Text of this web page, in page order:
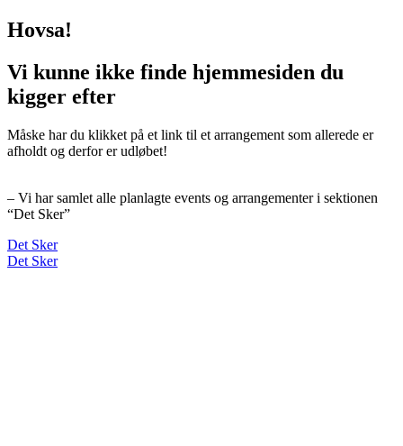
Hovsa!
Vi kunne ikke finde hjemmesiden du
kigger efter
Måske har du klikket på et link til et arrangement som allerede er
afholdt og derfor er udløbet!
– Vi har samlet alle planlagte events og arrangementer i sektionen
“Det Sker”
Det Sker
Det Sker